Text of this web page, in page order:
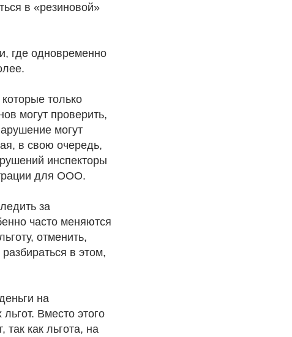
в «резиновой»
где одновременно
только
могут проверить,
могут
в свою очередь,
инспекторы
для ООО.
за
часто меняются
отменить,
в этом,
на
Вместо этого
как льгота, на